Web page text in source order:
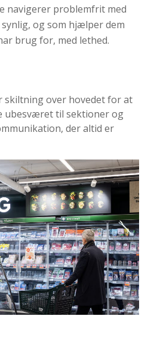
navigerer problemfrit med
synlig, ogsom hjælperdem
brugfor, med lethed.
skiltningover hovedetforat
ubesværettil sektionerog
, deraltid er